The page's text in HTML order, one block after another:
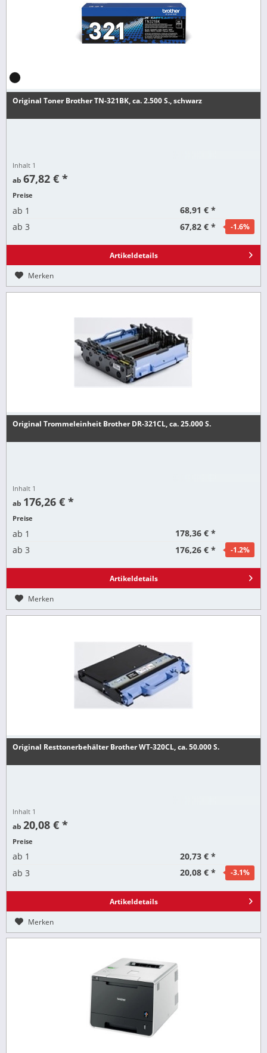
Original Toner Brother TN-321BK, ca. 2.500 S., schwarz
Inhalt 1
ab67,82 € *
Preise
ab 1
68,91 € *
ab 3 67,82 € * -1.6%
Artikeldetails
Merken
Original Trommeleinheit Brother DR-321CL, ca. 25.000 S.
Inhalt 1
ab 176,26 € *
Preise
ab 1
178,36 € *
ab 3 176,26 € * -1.2%
Artikeldetails
Merken
Original Resttonerbehälter Brother WT-320CL, ca. 50.000 S.
Inhalt 1
ab20,08 € *
Preise
ab 1
20,73 € *
ab 3 20,08 € * -3.1%
Artikeldetails
Merken